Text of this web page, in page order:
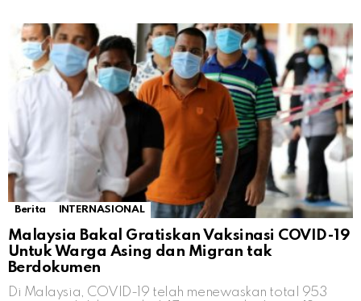
Berita INTERNASIONAL
Malaysia Bakal Gratiskan Vaksinasi COVID-19
Untuk Warga Asing dan Migran tak
Berdokumen
Di Malaysia, COVID-19 telah menewaskan total 953